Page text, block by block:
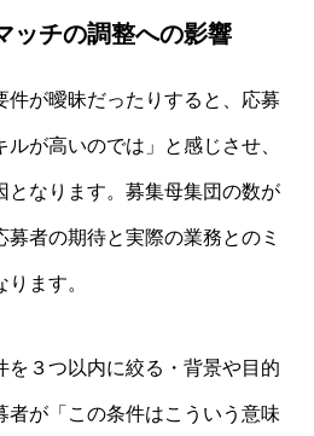
ッチの調整への影響
件が曖昧だったりすると、応募
が高いのでは」と感じさせ、
となります。募集母集団の数が
者の期待と実際の業務とのミ
ます。
を３つ以内に絞る・背景や目的
者が「この条件はこういう意味